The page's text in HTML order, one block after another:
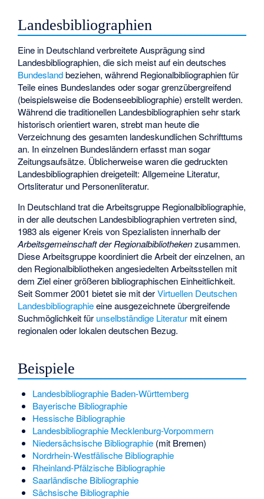
Landesbibliographien
Eine in Deutschland verbreitete Ausprägung sind
Landesbibliographien, die sich meist auf ein deutsches
Bundeslandbeziehen, während Regionalbibliographien für
Teile eines Bundeslandes oder sogar grenzübergreifend
(beispielsweise die Bodenseebibliographie) erstellt werden.
Während die traditionellen Landesbibliographien sehr stark
historisch orientiert waren, strebt man heute die
Verzeichnung des gesamten landeskundlichen Schrifttums
an. In einzelnen Bundesländern erfasst man sogar
Zeitungsaufsätze. Üblicherweise waren die gedruckten
Landesbibliographien dreigeteilt: Allgemeine Literatur,
Ortsliteratur und Personenliteratur.
In Deutschland trat die Arbeitsgruppe Regionalbibliographie,
in der alle deutschen Landesbibliographien vertreten sind,
1983 als eigener Kreis von Spezialisten innerhalb der
Arbeitsgemeinschaft der Regionalbibliothekenzusammen.
Diese Arbeitsgruppe koordiniert die Arbeit der einzelnen, an
den Regionalbibliotheken angesiedelten Arbeitsstellen mit
dem Ziel einer größeren bibliographischen Einheitlichkeit.
Seit Sommer 2001 bietet sie mit derVirtuellen Deutschen
Landesbibliographieeine ausgezeichnete übergreifende
Suchmöglichkeit für unselbständige Literatur mit einem
regionalen oder lokalen deutschen Bezug.
Beispiele
Landesbibliographie Baden-Württemberg
Bayerische Bibliographie
Hessische Bibliographie
Landesbibliographie Mecklenburg-Vorpommern
Niedersächsische Bibliographie(mit Bremen)
Nordrhein-Westfälische Bibliographie
Rheinland-Pfälzische Bibliographie
Saarländische Bibliographie
Sächsische Bibliographie